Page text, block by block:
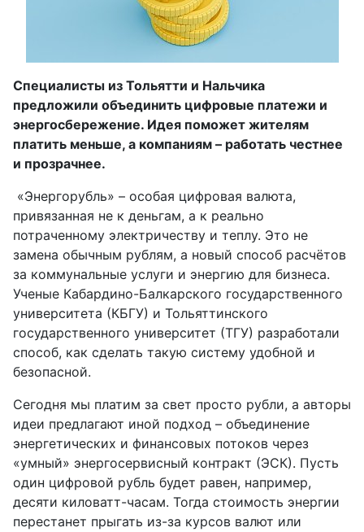
Специалисты из Тольятти и Нальчика
предложили объединить цифровые платежи и
энергосбережение. Идея поможет жителям
платить меньше, а компаниям – работать честнее
и прозрачнее.
«Энергорубль» – особая цифровая валюта,
привязанная не к деньгам, а к реально
потраченному электричеству и теплу. Это не
замена обычным рублям, а новый способ расчётов
за коммунальные услуги и энергию для бизнеса.
Ученые Кабардино-Балкарского государственного
университета (КБГУ) и Тольяттинского
государственного университет (ТГУ) разработали
способ, как сделать такую систему удобной и
безопасной.
Сегодня мы платим за свет просто рубли, а авторы
идеи предлагают иной подход – объединение
энергетических и финансовых потоков через
«умный» энергосервисный контракт (ЭСК). Пусть
один цифровой рубль будет равен, например,
десяти киловатт-часам. Тогда стоимость энергии
перестанет прыгать из-за курсов валют или